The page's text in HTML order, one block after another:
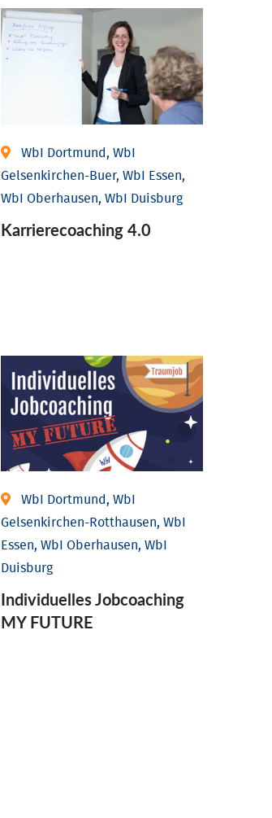
WbI Dortmund, WbI
Gelsenkirchen-Buer, WbI Essen,
WbI Oberhausen, WbI Duisburg
Karriere­coaching 4.0
WbI Dortmund, WbI
Gelsenkirchen-Rotthausen, WbI
Essen, WbI Oberhausen, WbI
Duisburg
Individuelles Jobcoaching
MY FUTURE